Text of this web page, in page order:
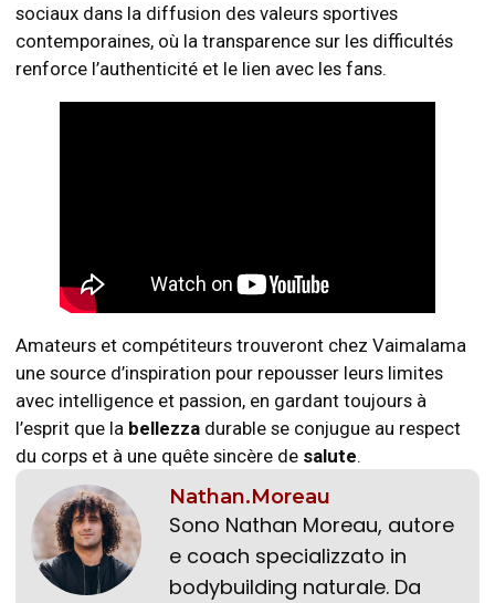
sociaux dans la diffusion des valeurs sportives
contemporaines, où la transparence sur les difficultés
renforce l’authenticité et le lien avec les fans.
Amateurs et compétiteurs trouveront chez Vaimalama
une source d’inspiration pour repousser leurs limites
avec intelligence et passion, en gardant toujours à
l’esprit que la bellezza durable se conjugue au respect
du corps et à une quête sincère de salute.
Nathan.Moreau
Sono Nathan Moreau, autore
e coach specializzato in
bodybuilding naturale. Da